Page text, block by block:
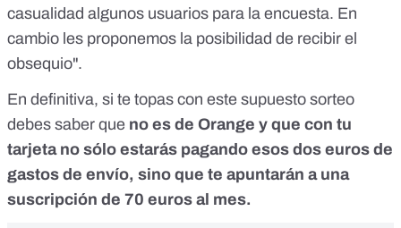
casualidad algunos usuarios para la encuesta. En
cambio les proponemos la posibilidad de recibir el
obsequio".
En definitiva, si te topas con este supuesto sorteo
debes saber que no es de Orange y que con tu
tarjeta no sólo estarás pagando esos dos euros de
gastos de envío, sino que te apuntarán a una
suscripción de 70 euros al mes.